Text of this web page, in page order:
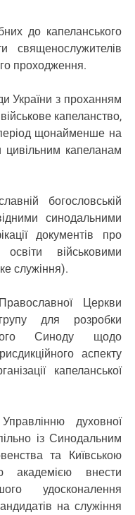
до капеланського
священослужителів
проходження.
України з проханням
капеланство,
щонайменше на
цивільним капеланам
богословській
синодальними
документів про
військовими
служіння).
Церкви
для розробки
Синоду щодо
аспекту
капеланської
духовної
із Синодальним
та Київською
академією внести
удосконалення
на служіння